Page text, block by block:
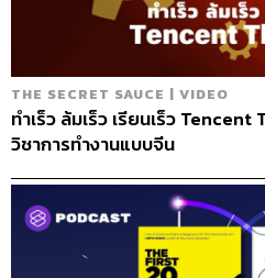
ABOUT
THE SECRET SAUCE | VIDEO
ทำเร็ว ล้มเร็ว เรียนเร็ว
วิชาการทำงานแบบจีน